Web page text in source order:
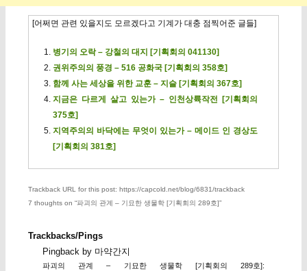
[어쩌면 관련 있을지도 모르겠다고 기계가 대충 점찍어준 글들]
병기의 오락 – 강철의 대지 [기획회의 041130]
권위주의의 풍경 – 516 공화국 [기획회의 358호]
함께 사는 세상을 위한 교훈 – 지슬 [기획회의 367호]
지금은 다르게 살고 있는가 – 인천상륙작전 [기획회의
375호]
지역주의의 바닥에는 무엇이 있는가 – 메이드 인 경상도
[기획회의 381호]
Trackback URL for this post: https://capcold.net/blog/6831/trackback
7 thoughts on “파괴의 관계 – 기묘한 생물학 [기획회의 289호]”
Trackbacks/Pings
Pingback by 마약간지
파괴의 관계 – 기묘한 생물학 [기획회의 289호]: